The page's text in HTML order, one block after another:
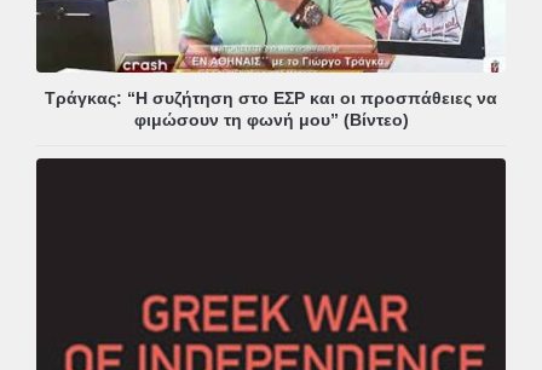
Τράγκας: “Η συζήτηση στο ΕΣΡ και οι προσπάθειες να
φιμώσουν τη φωνή μου” (Βίντεο)